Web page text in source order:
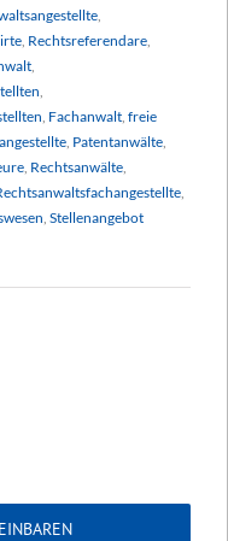
Rechtsreferendare
Fachanwalt freie
Patentanwälte
Rechtsanwälte
Stellenangebot